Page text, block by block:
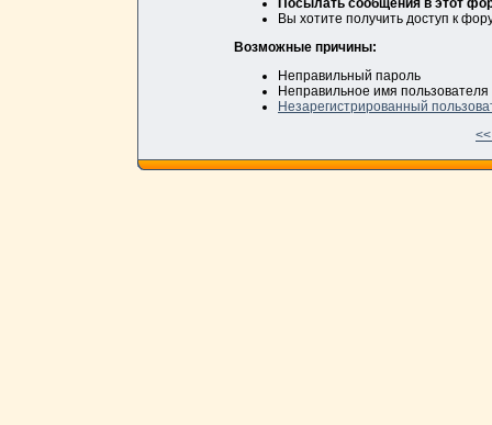
Посылать сообщения в этот
Вы хотите получить доступ к
Возможные причины:
Неправильный пароль
Неправильное имя пользователя
Незарегистрированный